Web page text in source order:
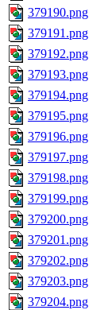
379190.png
379191.png
379192.png
379193.png
379194.png
379195.png
379196.png
379197.png
379198.png
379199.png
379200.png
379201.png
379202.png
379203.png
379204.png